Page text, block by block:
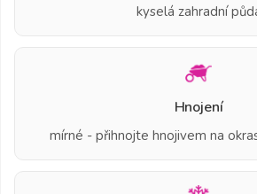
kyselá zahradní
Hnojení
mírné - přihnojte hnojivem na